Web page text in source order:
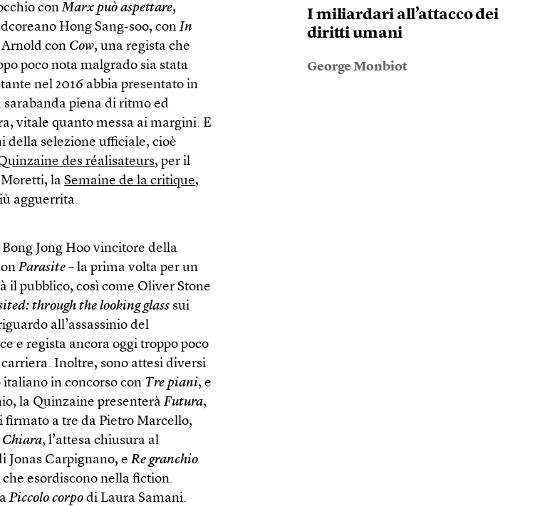
conMarx può aspettare,
Hong Sang-soo, conIn
con Cow, una regista che
poco nota malgrado sia stata
nel 2016 abbia presentato in
sarabanda piena di ritmo ed
vitale quanto messa ai margini. E
della selezione ufficiale, cioè
des réalisateurs, per il
Moretti, laSemaine de la critique,
agguerrita.
Jong Hoo vincitore della
Parasite – la prima volta per un
il pubblico, così come Oliver Stone
through the looking glass sui
all’assassinio del
e regista ancora oggi troppo poco
Inoltre, sono attesi diversi
in concorso con Tre piani, e
la Quinzaine presenteràFutura,
a tre da Pietro Marcello,
Chiara, l’attesa chiusura al
Jonas Carpignano, eRe granchio
esordiscono nella fiction.
Piccolo corpo di Laura Samani.
I miliardari all’attacco dei
diritti umani
George Monbiot